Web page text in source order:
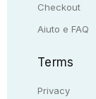
Checkout
Aiuto e FAQ
Terms
Privacy